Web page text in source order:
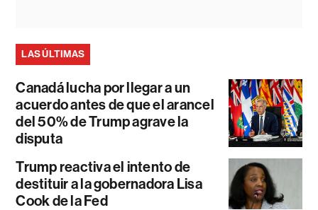
LAS ÚLTIMAS
Canadá lucha por llegar a un
acuerdo antes de que el arancel
del 50% de Trump agrave la
disputa
Trump reactiva el intento de
destituir a la gobernadora Lisa
Cook de la Fed